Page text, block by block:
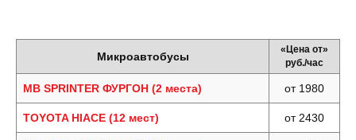
Микроавтобусы
«Цена от»
руб./час
MB SPRINTER ФУРГОН (2 места) от 1980
TOYOTA HIACE (12 мест) от 2430